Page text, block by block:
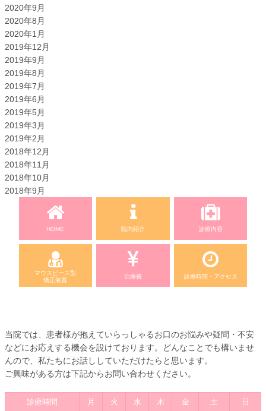
2020年9月
2020年8月
2020年1月
2019年12月
2019年9月
2019年8月
2019年7月
2019年6月
2019年5月
2019年3月
2019年2月
2018年12月
2018年11月
2018年10月
2018年9月
HOME 院内紹介 診療内容
マウスピース型
矯正装置
治療費 診療時間・アクセス
当院では、患者様が抱えていらっしゃるお口のお悩みや疑問・不安
などにお応えする機会を設けております。どんなことでも構いませ
んので、私たちにお話ししていただけたらと思います。
ご興味がある方は下記からお問い合わせください。
診療時間 月 火 水 木 金 土 日